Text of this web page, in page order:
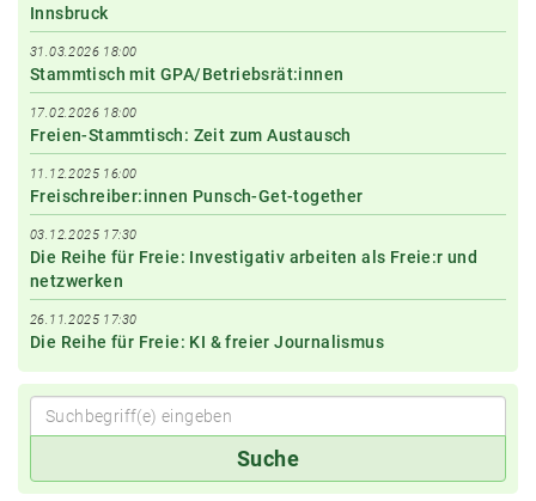
Innsbruck
31.03.2026 18:00
Stammtisch mit GPA/Betriebsrät:innen
17.02.2026 18:00
Freien-Stammtisch: Zeit zum Austausch
11.12.2025 16:00
Freischreiber:innen Punsch-Get-together
03.12.2025 17:30
Die Reihe für Freie: Investigativ arbeiten als Freie:r und
netzwerken
26.11.2025 17:30
Die Reihe für Freie: KI & freier Journalismus
Suche